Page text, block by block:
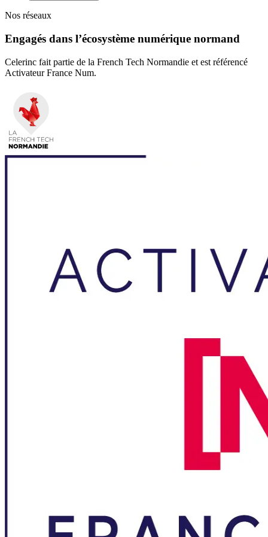
Nos réseaux
Engagés dans l’écosystème numérique normand
Celerinc fait partie de la French Tech Normandie et est référencé
Activateur France Num.